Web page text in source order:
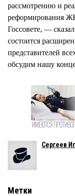
рассмотрению и
реформирования
Госсовете, —
состоится
представителей
обсудим нашу
Сергеев
Метки